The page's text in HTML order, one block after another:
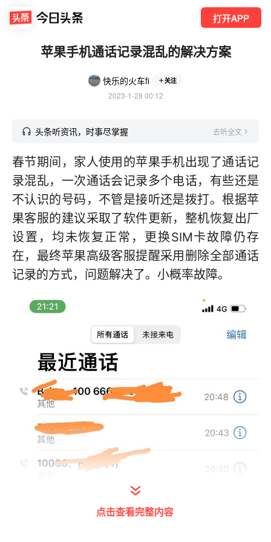
打开APP
苹果手机通话记录混乱的解决方案
快乐的火车fi 关注
2023-1-28 00:12
头条听资讯，时事尽掌握 去听全文
春节期间，家人使用的苹果手机出现了通话记
录混乱，一次通话会记录多个电话，有些还是
不认识的号码，不管是接听还是拨打。根据苹
果客服的建议采取了软件更新，整机恢复出厂
设置，均未恢复正常，更换SIM卡故障仍存
在，最终苹果高级客服提醒采用删除全部通话
记录的方式，问题解决了。小概率故障。
点击查看完整内容